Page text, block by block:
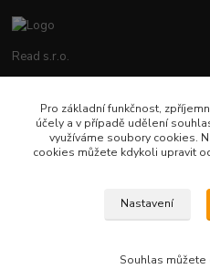
Read s.r.o.
+420 602 388 763
Po - Pá 8 - 14h
Pro základní funkčnost,
účely a v případě udělení
využíváme soubory cookies.
cookies můžete kdykoli upravit
Nastavení
Souhlas